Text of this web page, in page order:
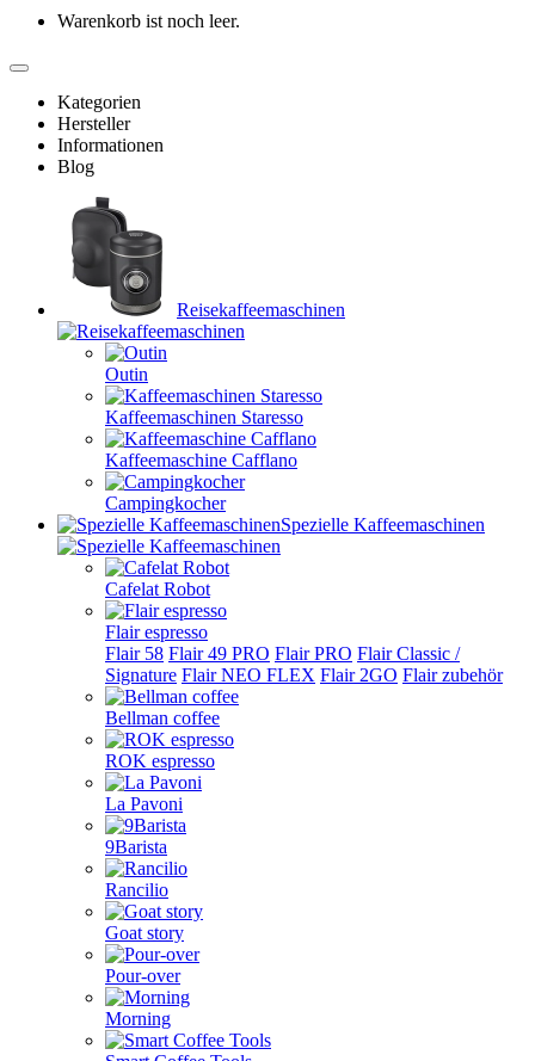
Warenkorb ist noch leer.
Kategorien
Hersteller
Informationen
Blog
Reisekaffeemaschinen
Outin
Kaffeemaschinen Staresso
Kaffeemaschine Cafflano
Campingkocher
Spezielle Kaffeemaschinen
Cafelat Robot
Flair espresso
Flair 58 Flair 49 PRO Flair PRO Flair Classic /
Signature Flair NEO FLEX Flair 2GO Flair zubehör
Bellman coffee
ROK espresso
La Pavoni
9Barista
Rancilio
Goat story
Pour-over
Morning